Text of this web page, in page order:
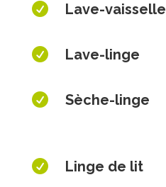
 Lave-vaisselle
 Lave-linge
 Sèche-linge
 Linge de lit